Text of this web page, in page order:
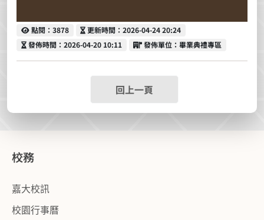
點閱
點閱：3878 更新時間
更新時間：2026-04-24 20:24
發佈時間
發佈時間：2026-04-20 10:11 發佈單位
發佈單位：畢業典禮專區
回上一頁
校務
嘉大校訊
校園行事曆